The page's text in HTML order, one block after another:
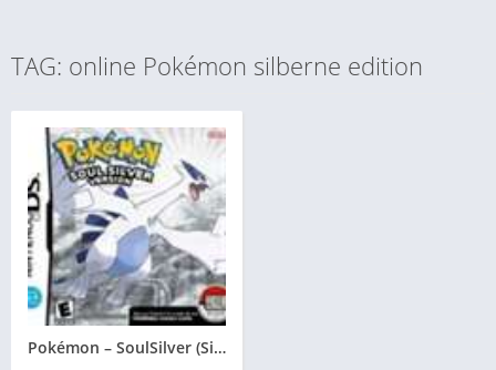
TAG: online Pokémon silberne edition
Pokémon – SoulSilver (Silberne Edition)